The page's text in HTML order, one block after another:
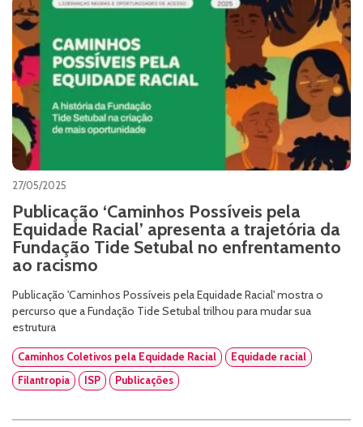
27/05/2025
Publicação ‘Caminhos Possíveis pela
Equidade Racial’ apresenta a trajetória da
Fundação Tide Setubal no enfrentamento
ao racismo
Publicação 'Caminhos Possíveis pela Equidade Racial' mostra o
percurso que a Fundação Tide Setubal trilhou para mudar sua
estrutura
Caminhos Coletivos pela Equidade Racial
Equidade racial
Filantropia
ISP Publicações